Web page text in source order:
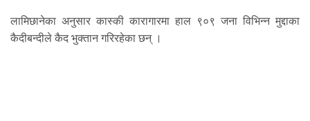
लामिछानेका अनुसार कास्की कारागारमा हाल ९०९ जना विभिन्न मुद्दाका
कैदीबन्दीले कैद भुक्तान गरिरहेका छन् ।